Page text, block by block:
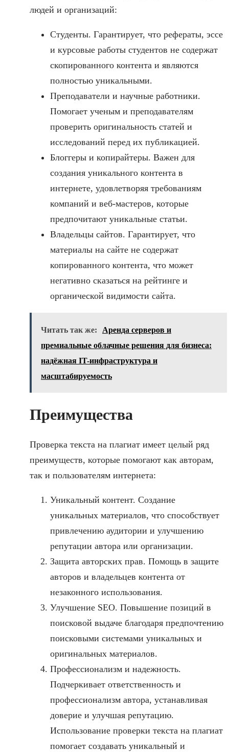
людей и организаций:
Студенты. Гарантирует, что рефераты, эссе
и курсовые работы студентов не содержат
скопированного контента и являются
полностью уникальными.
Преподаватели и научные работники.
Помогает ученым и преподавателям
проверить оригинальность статей и
исследований перед их публикацией.
Блоггеры и копирайтеры. Важен для
создания уникального контента в
интернете, удовлетворяя требованиям
компаний и веб-мастеров, которые
предпочитают уникальные статьи.
Владельцы сайтов. Гарантирует, что
материалы на сайте не содержат
копированного контента, что может
негативно сказаться на рейтинге и
органической видимости сайта.
Читать так же:
Аренда серверов и
премиальные облачные решения для бизнеса:
надёжная IT-инфраструктура и
масштабируемость
Преимущества
Проверка текста на плагиат имеет целый ряд
преимуществ, которые помогают как авторам,
так и пользователям интернета:
Уникальный контент. Создание
уникальных материалов, что способствует
привлечению аудитории и улучшению
репутации автора или организации.
Защита авторских прав. Помощь в защите
авторов и владельцев контента от
незаконного использования.
Улучшение SEO. Повышение позиций в
поисковой выдаче благодаря предпочтению
поисковыми системами уникальных и
оригинальных материалов.
Профессионализм и надежность.
Подчеркивает ответственность и
профессионализм автора, устанавливая
доверие и улучшая репутацию.
Использование проверки текста на плагиат
помогает создавать уникальный и